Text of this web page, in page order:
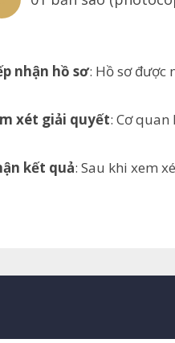
nhận hồ sơ: Hồ sơ được
xét giải quyết: Cơ
kết quả: Sau khi xem